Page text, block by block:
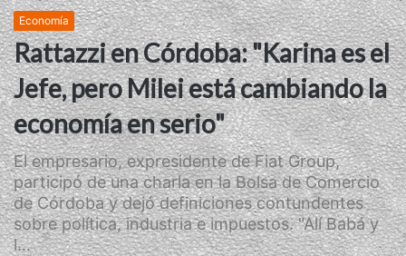
Economía
Rattazzi en Córdoba: "Karina es el
Jefe, pero Milei está cambiando la
economía en serio"
El empresario, expresidente de Fiat Group,
participó de una charla en la Bolsa de Comercio
de Córdoba y dejó definiciones contundentes
sobre política, industria e impuestos. "Alí Babá y
l...